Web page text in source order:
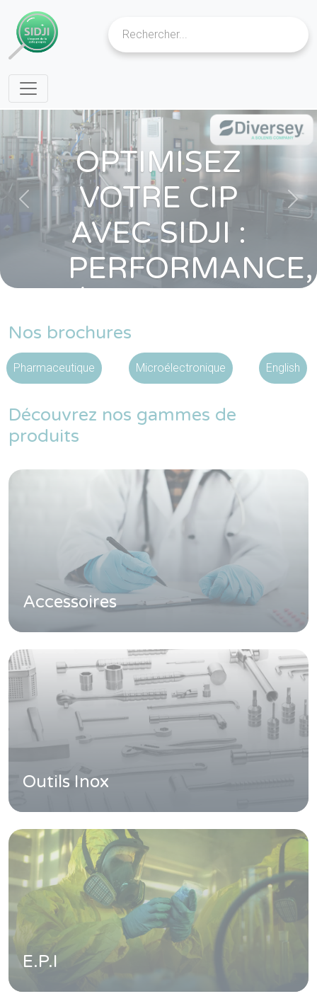
VIVI-CR
Demande d'informations
Previous Next
Nos brochures
Découvrez nos gammes de
produits
Accessoires
Outils Inox
E.P.I